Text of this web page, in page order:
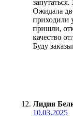
Ожидала
приходили
пришли,
качество
Буду
Лидия
10.03.2025